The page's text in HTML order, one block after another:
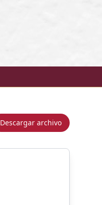
Descargar archivo